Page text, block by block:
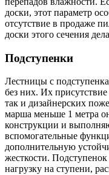
доски, этот параметр
отсутствие в продаже
доски этого сечения
Подступенки
Лестницы с
без них. Их
так и дизайнерских
марша меньше 1 метра
конструкции и
вспомогательные
дополнительную
жесткости. Подступенок
нагрузку на ступени,